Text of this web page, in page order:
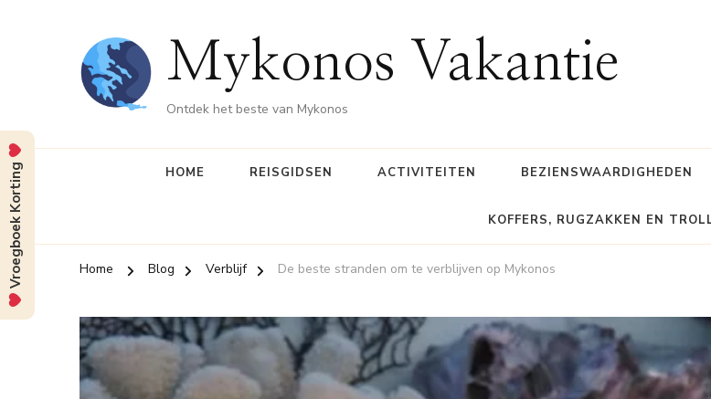
Mykonos Vakantie
Ontdek het beste van Mykonos
HOME REISGIDSEN ACTIVITEITEN BEZIENSWAARDIGHEDEN
KOFFERS, RUGZAKKEN EN
Home Blog Verblijf De beste stranden om te verblijven op Mykonos
Vroegboek Korting